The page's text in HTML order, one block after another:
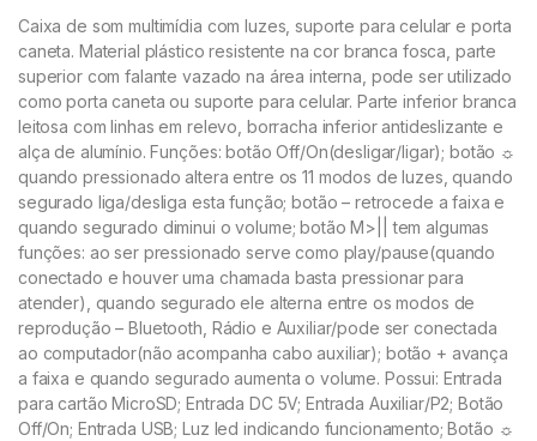
Caixa de som multimídia com luzes, suporte para celular e porta
caneta. Material plástico resistente na cor branca fosca, parte
superior com falante vazado na área interna, pode ser utilizado
como porta caneta ou suporte para celular. Parte inferior branca
leitosa com linhas em relevo, borracha inferior antideslizante e
alça de alumínio. Funções: botão Off/On(desligar/ligar); botão ☼
quando pressionado altera entre os 11 modos de luzes, quando
segurado liga/desliga esta função; botão – retrocede a faixa e
quando segurado diminui o volume; botão M>|| tem algumas
funções: ao ser pressionado serve como play/pause(quando
conectado e houver uma chamada basta pressionar para
atender), quando segurado ele alterna entre os modos de
reprodução – Bluetooth, Rádio e Auxiliar/pode ser conectada
ao computador(não acompanha cabo auxiliar); botão + avança
a faixa e quando segurado aumenta o volume. Possui: Entrada
para cartão MicroSD; Entrada DC 5V; Entrada Auxiliar/P2; Botão
Off/On; Entrada USB; Luz led indicando funcionamento; Botão ☼